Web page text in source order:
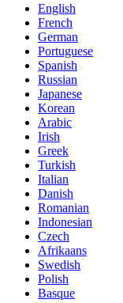
English
French
German
Portuguese
Spanish
Russian
Japanese
Korean
Arabic
Irish
Greek
Turkish
Italian
Danish
Romanian
Indonesian
Czech
Afrikaans
Swedish
Polish
Basque